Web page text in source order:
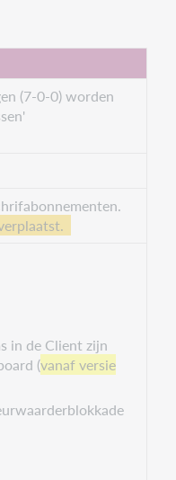
(7-0-0) worden
in de Client zijn
(vanaf versie